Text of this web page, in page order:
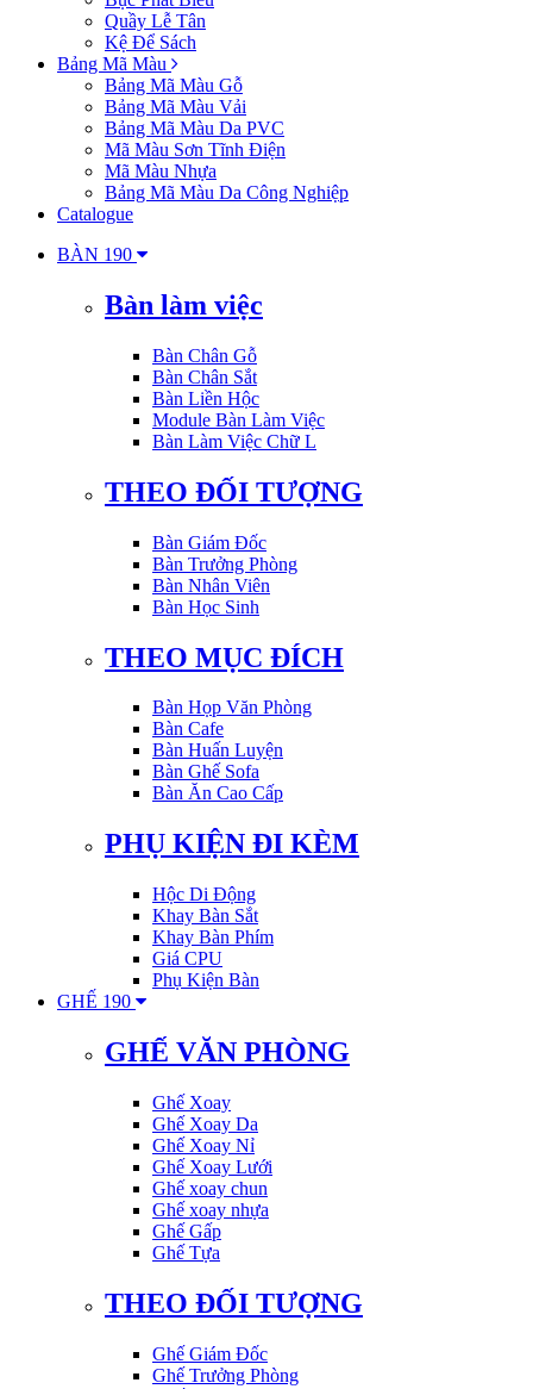
Quầy Lễ Tân
Kệ Để Sách
Bảng Mã Màu
Bảng Mã Màu Gỗ
Bảng Mã Màu Vải
Bảng Mã Màu Da PVC
Mã Màu Sơn Tĩnh Điện
Mã Màu Nhựa
Bảng Mã Màu Da Công Nghiệp
Catalogue
BÀN 190
Bàn làm việc
Bàn Chân Gỗ
Bàn Chân Sắt
Bàn Liền Hộc
Module Bàn Làm Việc
Bàn Làm Việc Chữ L
THEO ĐỐI TƯỢNG
Bàn Giám Đốc
Bàn Trưởng Phòng
Bàn Nhân Viên
Bàn Học Sinh
THEO MỤC ĐÍCH
Bàn Họp Văn Phòng
Bàn Cafe
Bàn Huấn Luyện
Bàn Ghế Sofa
Bàn Ăn Cao Cấp
PHỤ KIỆN ĐI KÈM
Hộc Di Động
Khay Bàn Sắt
Khay Bàn Phím
Giá CPU
Phụ Kiện Bàn
GHẾ 190
GHẾ VĂN PHÒNG
Ghế Xoay
Ghế Xoay Da
Ghế Xoay Nỉ
Ghế Xoay Lưới
Ghế xoay chun
Ghế xoay nhựa
Ghế Gấp
Ghế Tựa
THEO ĐỐI TƯỢNG
Ghế Giám Đốc
Ghế Trưởng Phòng